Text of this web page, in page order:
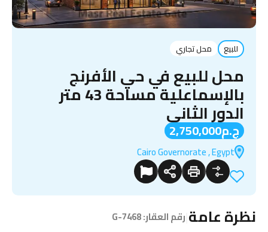
للبيع محل تجاري
محل للبيع في حي الأفرنج
بالإسماعلية مساحة 43 متر
الدور الثاني
ج.م2,750,000
Cairo Governorate , Egypt
نظرة عامة رقم العقار:G-7468